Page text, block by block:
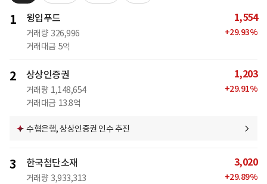
1 윙입푸드
거래량 326,996
거래대금 5억
1,554
+29.93%
2 상상인증권
거래량 1,148,654
거래대금 13.8억
1,203
+29.91%
수협은행, 상상인증권 인수 추진
3 한국첨단소재
거래량 3,933,313
3,020
+29.89%